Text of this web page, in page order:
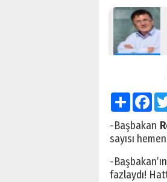
Paylaş
-Başbakan
sayısı
-
fazlaydı!